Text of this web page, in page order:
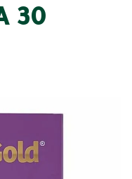
30